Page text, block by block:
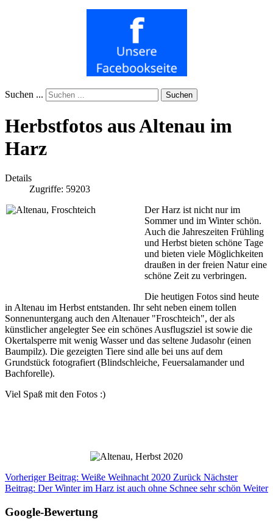
Suchen ... Suchen
Herbstfotos aus Altenau im
Harz
Details
Zugriffe: 59203
Der Harz ist nicht nur im
Sommer und im Winter schön.
Auch die Jahreszeiten Frühling
und Herbst bieten schöne Tage
und bieten viele Möglichkeiten
draußen in der freien Natur eine
schöne Zeit zu verbringen.
Die heutigen Fotos sind heute
in Altenau im Herbst entstanden. Ihr seht neben einem tollen
Sonnenuntergang auch den Altenauer "Froschteich", der als
künstlicher angelegter See ein schönes Ausflugsziel ist sowie die
Okertalsperre mit wenig Wasser und das seltene Judasohr (einen
Baumpilz). Die gezeigten Tiere sind alle bei uns auf dem
Grundstück fotografiert (Blindschleiche, Feuersalamander und
Bachforelle).
Viel Spaß mit den Fotos :)
Vorheriger Beitrag: Weiße Weihnacht 2020 Zurück Nächster
Beitrag: Der Winter im Harz ist auch ohne Schnee sehr schön Weiter
Google-Bewertung